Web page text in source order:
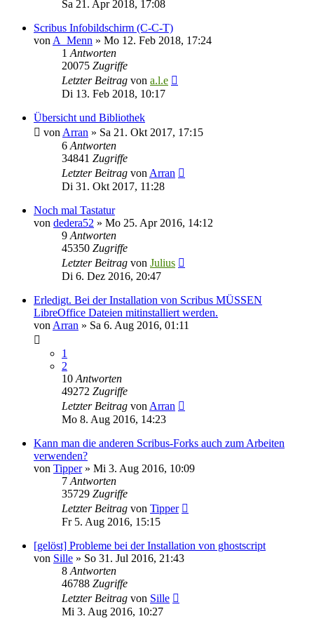
Sa 21. Apr 2018, 17:08
Scribus Infobildschirm (C-C-T)
von A_Menn » Mo 12. Feb 2018, 17:24
1 Antworten
20075 Zugriffe
Letzter Beitrag von a.l.e
Di 13. Feb 2018, 10:17
Übersicht und Bibliothek
von Arran » Sa 21. Okt 2017, 17:15
6 Antworten
34841 Zugriffe
Letzter Beitrag von Arran
Di 31. Okt 2017, 11:28
Noch mal Tastatur
von dedera52 » Mo 25. Apr 2016, 14:12
9 Antworten
45350 Zugriffe
Letzter Beitrag von Julius
Di 6. Dez 2016, 20:47
Erledigt. Bei der Installation von Scribus MÜSSEN
LibreOffice Dateien mitinstalliert werden.
von Arran » Sa 6. Aug 2016, 01:11
1
2
10 Antworten
49272 Zugriffe
Letzter Beitrag von Arran
Mo 8. Aug 2016, 14:23
Kann man die anderen Scribus-Forks auch zum Arbeiten
verwenden?
von Tipper» Mi 3. Aug 2016, 10:09
7 Antworten
35729 Zugriffe
Letzter Beitrag von Tipper
Fr 5. Aug 2016, 15:15
[gelöst] Probleme bei der Installation von ghostscript
von Sille » So 31. Jul 2016, 21:43
8 Antworten
46788 Zugriffe
Letzter Beitrag von Sille
Mi 3. Aug 2016, 10:27